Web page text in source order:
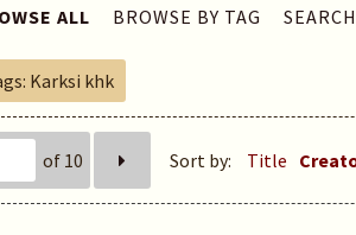
ALL BROWSE BY TAG
Karksi khk
of 10 Sort by: Title